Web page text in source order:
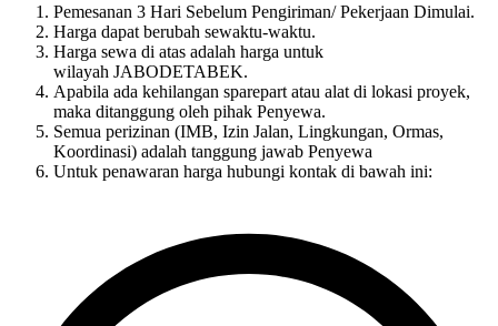
Pemesanan 3 Hari Sebelum Pengiriman/ Pekerjaan Dimulai.
Harga dapat berubah sewaktu-waktu.
Harga sewa di atas adalah harga untuk
wilayah JABODETABEK.
Apabila ada kehilangan sparepart atau alat di lokasi proyek,
maka ditanggung oleh pihak Penyewa.
Semua perizinan (IMB, Izin Jalan, Lingkungan, Ormas,
Koordinasi) adalah tanggung jawab Penyewa
Untuk penawaran harga hubungi kontak di bawah ini: